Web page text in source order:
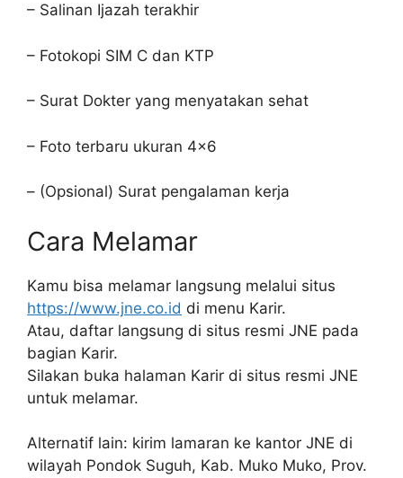
– Salinan Ijazah terakhir
– Fotokopi SIM C dan KTP
– Surat Dokter yang menyatakan sehat
– Foto terbaru ukuran 4×6
– (Opsional) Surat pengalaman kerja
Cara Melamar
Kamu bisa melamar langsung melalui situs
https://www.jne.co.id di menu Karir.
Atau, daftar langsung di situs resmi JNE pada
bagian Karir.
Silakan buka halaman Karir di situs resmi JNE
untuk melamar.
Alternatif lain: kirim lamaran ke kantor JNE di
wilayah Pondok Suguh, Kab. Muko Muko, Prov.